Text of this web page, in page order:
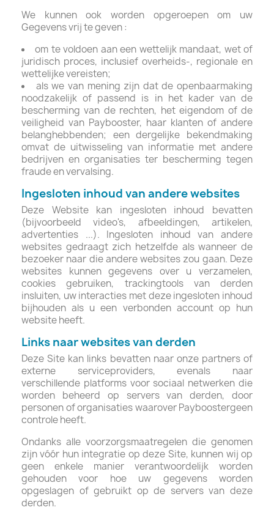
We kunnen ook worden opgeroepen om uw
Gegevens vrij te geven :
om te voldoen aan een wettelijk mandaat, wet of
juridisch proces, inclusief overheids-, regionale en
wettelijke vereisten;
als we van mening zijn dat de openbaarmaking
noodzakelijk of passend is in het kader van de
bescherming van de rechten, het eigendom of de
veiligheid van Paybooster, haar klanten of andere
belanghebbenden; een dergelijke bekendmaking
omvat de uitwisseling van informatie met andere
bedrijven en organisaties ter bescherming tegen
fraude en vervalsing.
Ingesloten inhoud van andere websites
Deze Website kan ingesloten inhoud bevatten
(bijvoorbeeld video's, afbeeldingen, artikelen,
advertenties ...). Ingesloten inhoud van andere
websites gedraagt ​​zich hetzelfde als wanneer de
bezoeker naar die andere websites zou gaan. Deze
websites kunnen gegevens over u verzamelen,
cookies gebruiken, trackingtools van derden
insluiten, uw interacties met deze ingesloten inhoud
bijhouden als u een verbonden account op hun
website heeft.
Links naar websites van derden
Deze Site kan links bevatten naar onze partners of
externe serviceproviders, evenals naar
verschillende platforms voor sociaal netwerken die
worden beheerd op servers van derden, door
personen of organisaties waarover Payboostergeen
controle heeft.
Ondanks alle voorzorgsmaatregelen die genomen
zijn vóór hun integratie op deze Site, kunnen wij op
geen enkele manier verantwoordelijk worden
gehouden voor hoe uw gegevens worden
opgeslagen of gebruikt op de servers van deze
derden.